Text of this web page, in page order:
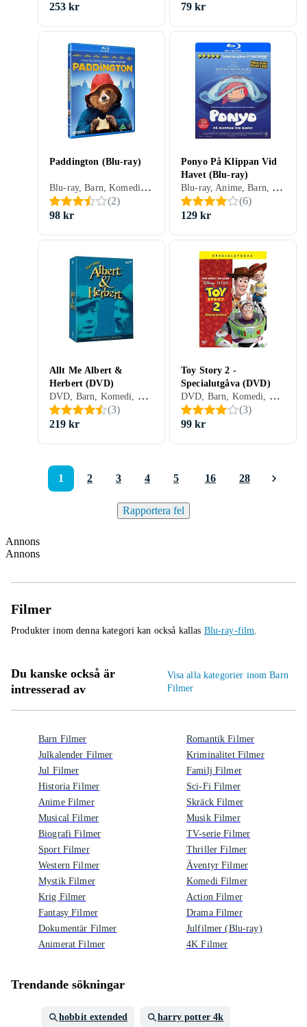
253 kr
79 kr
Paddington (Blu-ray)
Blu-ray, Barn, Komedi, Familj, Sverige (SE)
(2)
98 kr
Ponyo På Klippan Vid
Havet (Blu-ray)
Blu-ray, Anime, Barn, Äventyr, Familj, Sverige (SE)
(6)
129 kr
Allt Me Albert &
Herbert (DVD)
DVD, Barn, Komedi, TV-serie, Familj, Sverige (SE)
(3)
219 kr
Toy Story 2 -
Specialutgåva (DVD)
DVD, Barn, Komedi, Äventyr, Animerat, Familj, Sverige (SE)
(3)
99 kr
1 2 3 4 5 16 28
Rapportera fel
Annons
Annons
Filmer
Produkter inom denna kategori kan också kallas Blu-ray-film.
Du kanske också är
intresserad av
Visa alla kategorier inom Barn
Filmer
Barn Filmer
Julkalender Filmer
Jul Filmer
Historia Filmer
Anime Filmer
Musical Filmer
Biografi Filmer
Sport Filmer
Western Filmer
Mystik Filmer
Krig Filmer
Fantasy Filmer
Dokumentär Filmer
Animerat Filmer
Romantik Filmer
Kriminalitet Filmer
Familj Filmer
Sci-Fi Filmer
Skräck Filmer
Musik Filmer
TV-serie Filmer
Thriller Filmer
Äventyr Filmer
Komedi Filmer
Action Filmer
Drama Filmer
Julfilmer (Blu-ray)
4K Filmer
Trendande sökningar
hobbit extended harry potter 4k